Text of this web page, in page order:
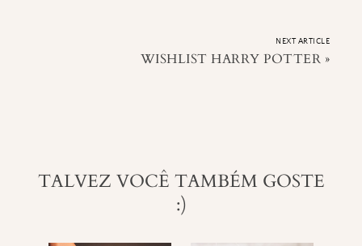
NEXT ARTICLE
WISHLIST HARRY POTTER »
TALVEZ VOCÊ TAMBÉM GOSTE
:)